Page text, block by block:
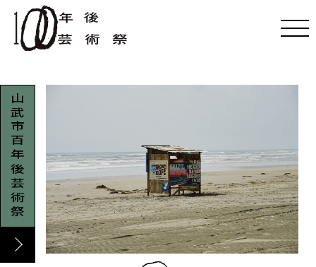
山武市百年後芸術祭